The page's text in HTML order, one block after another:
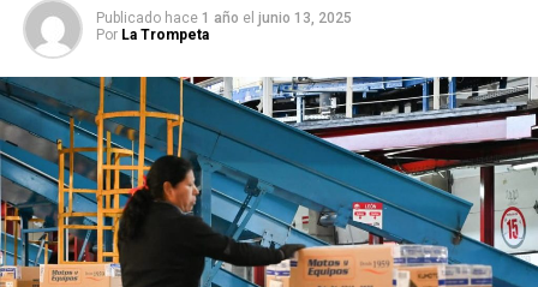
Publicado hace 1 año el junio 13, 2025
Por La Trompeta